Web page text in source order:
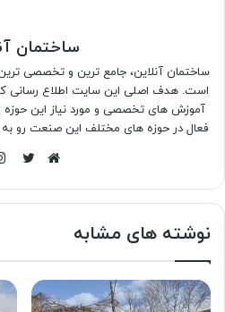
ساختمان
ساختمان آنلاین، جامع ترین و تخصصی
است. هدف اصلی این سایت اطلاع رسانی
آموزش های تخصصی و مورد نیاز این
فعال در حوزه های مختلف این صنعت رو
نوشته های مشابه